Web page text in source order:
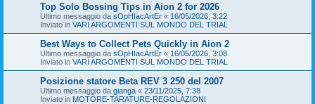
Top Solo Bossing Tips in Aion 2 for 2026
Ultimo messaggio da sOpHIacArtEr « 16/05/2026, 3:22
Inviato in VARI ARGOMENTI SUL MONDO DEL TRIAL
Best Ways to Collect Pets Quickly in Aion 2
Ultimo messaggio da sOpHIacArtEr « 16/05/2026, 3:08
Inviato in VARI ARGOMENTI SUL MONDO DEL TRIAL
Posizione statore Beta REV 3 250 del 2007
Ultimo messaggio da gianga « 23/11/2025, 7:38
Inviato in MOTORE-TARATURE-REGOLAZIONI